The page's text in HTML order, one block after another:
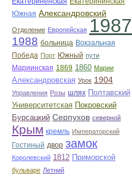
Южная Александровский
Отделение Европейская 1987
1988 больница Вокзальная
Победа Порт Южный пути
Мариинская 1869 1860 Марии
Александровская Урок 1904
Управления Розы шлях
Полтавский
Университетская
Покровский
Бурсацкий Серпухов северной
Крым кремль Императорский
Гостиный двор замок
Королевский 1812 Приморской
бульваре Летний